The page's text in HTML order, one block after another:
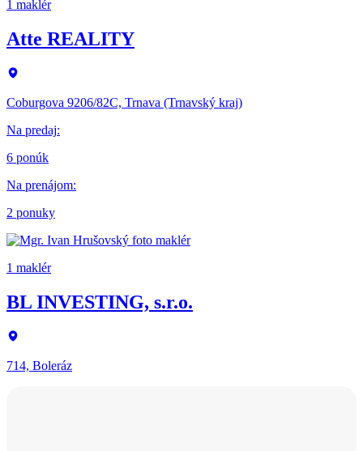
1 maklér
Atte REALITY
Coburgova 9206/82C, Trnava (Trnavský kraj)
Na predaj:
6 ponúk
Na prenájom:
2 ponuky
1 maklér
BL INVESTING, s.r.o.
714, Boleráz